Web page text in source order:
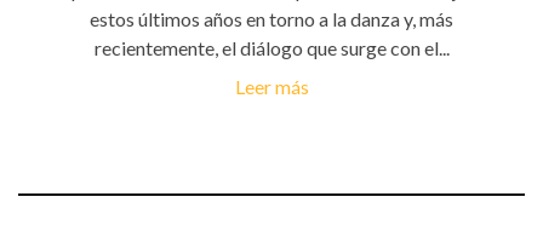
estos últimos años en torno a la danza y, más
recientemente, el diálogo que surge con el...
Leer más